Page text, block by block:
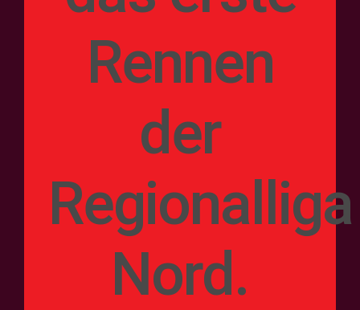
Rennen
der
Regionalliga
Nord.